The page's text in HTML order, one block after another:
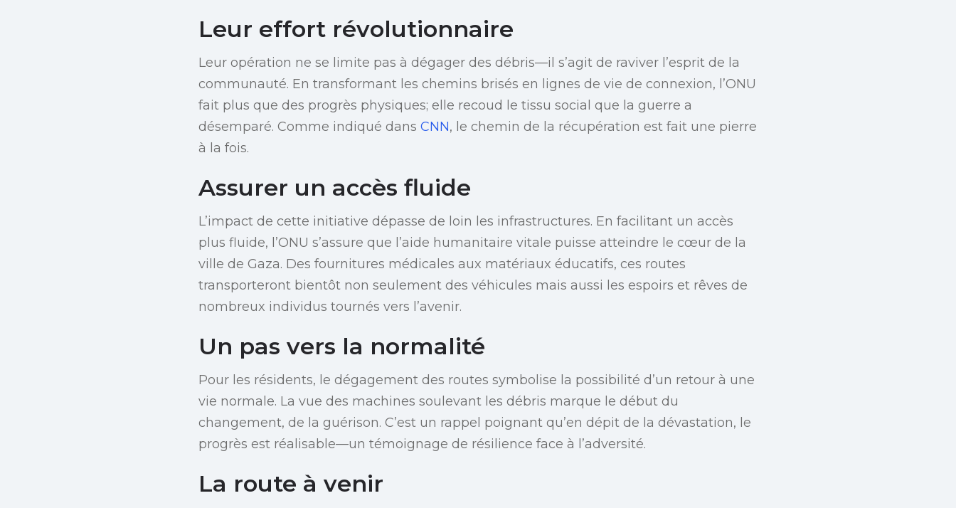
Leur effort révolutionnaire
Leur opération ne se limite pas à dégager des débris—il s’agit de raviver l’esprit de la
communauté. En transformant les chemins brisés en lignes de vie de connexion, l’ONU
fait plus que des progrès physiques; elle recoud le tissu social que la guerre a
désemparé. Comme indiqué dans CNN, le chemin de la récupération est fait une pierre
à la fois.
Assurer un accès fluide
L’impact de cette initiative dépasse de loin les infrastructures. En facilitant un accès
plus fluide, l’ONU s’assure que l’aide humanitaire vitale puisse atteindre le cœur de la
ville de Gaza. Des fournitures médicales aux matériaux éducatifs, ces routes
transporteront bientôt non seulement des véhicules mais aussi les espoirs et rêves de
nombreux individus tournés vers l’avenir.
Un pas vers la normalité
Pour les résidents, le dégagement des routes symbolise la possibilité d’un retour à une
vie normale. La vue des machines soulevant les débris marque le début du
changement, de la guérison. C’est un rappel poignant qu’en dépit de la dévastation, le
progrès est réalisable—un témoignage de résilience face à l’adversité.
La route à venir